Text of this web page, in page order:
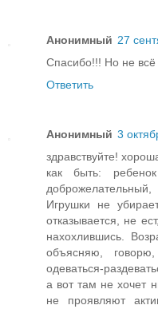
Анонимный 27
Спасибо!!! Но не всё
Ответить
Анонимный 3
здравствуйте!
как быть:
Игрушки не
отказывается, не
нахохлившись.
объясняю,
одеваться-
а вот там не хочет
не проявляют